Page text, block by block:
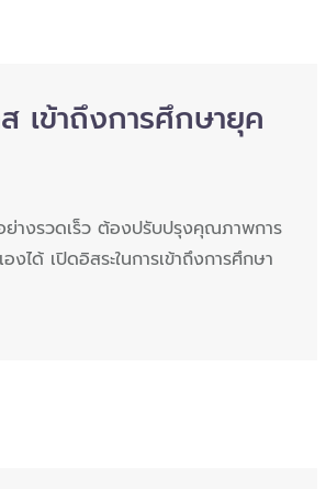
เข้าถึงการศึกษายุค
ย่างรวดเร็ว ต้องปรับปรุงคุณภาพการ
งได้ เปิดอิสระในการเข้าถึงการศึกษา